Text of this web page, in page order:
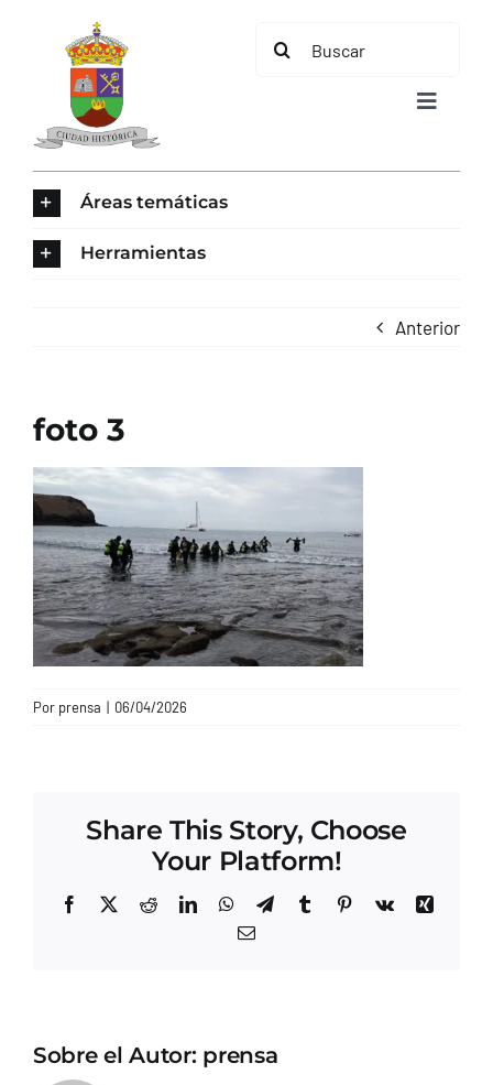
contenido
Buscar:
Toggle
CONTACTO
Áreas temáticas
Herramientas
Anterior
foto 3
Por prensa | 06/04/2026
Share This Story, Choose
Your Platform!
Facebook
X RedditLinkedInWhatsApp
TelegramTumblrPinterest
Vk
Xing
Correo
Sobre el Autor: prensa